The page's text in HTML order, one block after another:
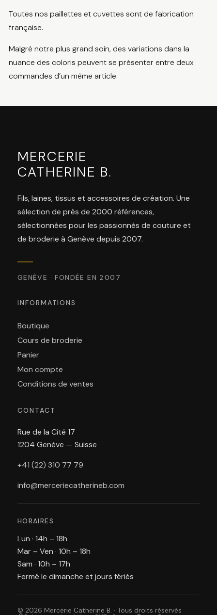
Toutes nos paillettes et cuvettes sont de fabrication
française.
Malgré notre plus grand soin, des variations dans la
nuance des coloris peuvent se présenter entre deux
commandes d’un même article.
MERCERIE
CATHERINE B.
Fils, laines, tissus et accessoires de création. Une
sélection de près de 2000 références,
sélectionnées pour les passionnés de couture et
de broderie à Genève depuis 2007.
GENÈVE · FONDÉE EN 2007
INFORMATIONS
Boutique
Cours de broderie
Panier
Mon compte
Conditions de ventes
CONTACT
Rue de la Cité 17
1204 Genève — Suisse
+41 (22) 310 77 79
info@merceriecatherineb.com
HORAIRES
Lun · 14h – 18h
Mar – Ven · 10h – 18h
Sam · 10h – 17h
Fermé le dimanche et jours fériés
© 2026 Mercerie Catherine B. · Tous droits réservés